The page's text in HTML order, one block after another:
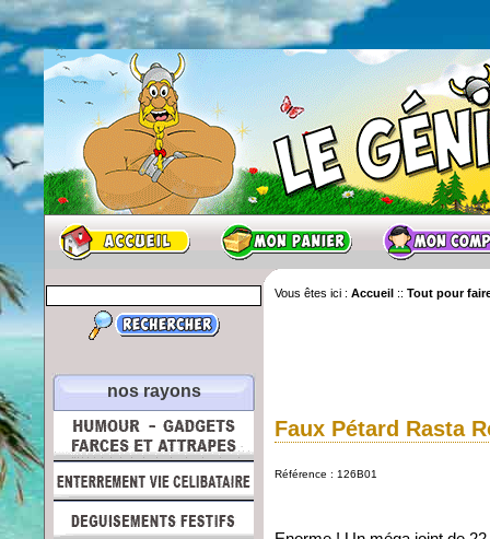
nos rayons
Vous êtes ici : Accueil :: Tout pour
Faux Pétard Rasta
Référence : 126B01